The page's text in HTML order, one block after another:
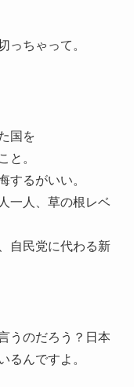
っちゃって。
国を
と。
するがいい。
一人、草の根レベ
自民党に代わる新
うのだろう？日本
るんですよ。